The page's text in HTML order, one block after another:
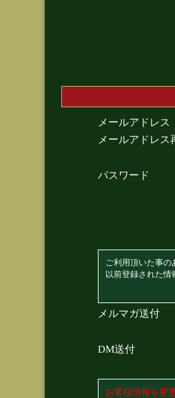
メールアドレス
メールアドレス
パスワード
ご利用頂いた事の
以前登録された情
メルマガ送付
DM送付
お客様情報を変